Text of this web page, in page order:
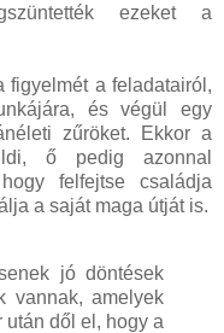
ezeket a
figyelmét a feladatairól,
és végül egy
zűröket. Ekkor a
ő pedig azonnal
felfejtse családja
a saját maga útját is.
jó döntések
vannak, amelyek
után dől el, hogy a